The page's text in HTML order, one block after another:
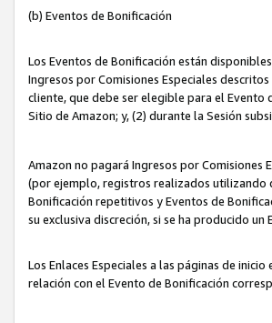
(b) Eventos de Bonificación
Los Eventos de Bonificación están
Ingresos por Comisiones Especiales
cliente, que debe ser elegible para el
Sitio de Amazon; y, (2) durante la Sesión
Amazon no pagará Ingresos por Comisiones
(por ejemplo, registros realizados utilizando
Bonificación repetitivos y Eventos de
su exclusiva discreción, si se ha producido
Los Enlaces Especiales a las páginas de
relación con el Evento de Bonificación